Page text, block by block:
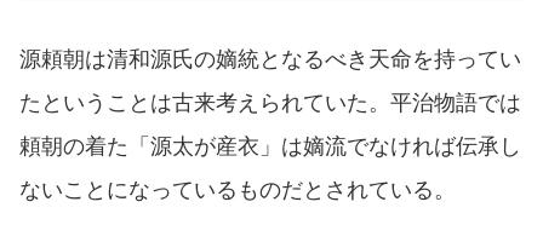
源頼朝は清和源氏の嫡統となるべき天命を持ってい
たということは古来考えられていた。平治物語では
頼朝の着た「源太が産衣」は嫡流でなければ伝承し
ないことになっているものだとされている。